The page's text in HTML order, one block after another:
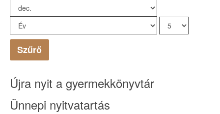
Szűrő
Újra nyit a gyermekkönyvtár
Ünnepi nyitvatartás